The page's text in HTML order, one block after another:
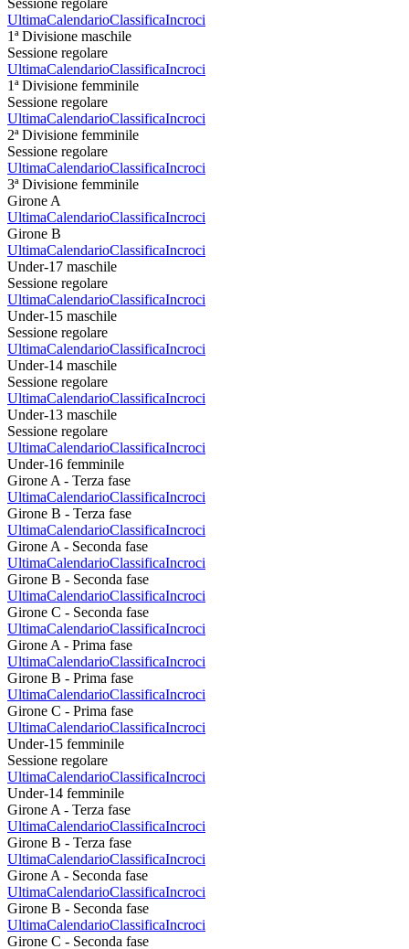
UltimaCalendarioClassificaIncroci
1ª Divisione maschile
Sessione regolare
UltimaCalendarioClassificaIncroci
1ª Divisione femminile
Sessione regolare
UltimaCalendarioClassificaIncroci
2ª Divisione femminile
Sessione regolare
UltimaCalendarioClassificaIncroci
3ª Divisione femminile
Girone A
UltimaCalendarioClassificaIncroci
Girone B
UltimaCalendarioClassificaIncroci
Under-17 maschile
Sessione regolare
UltimaCalendarioClassificaIncroci
Under-15 maschile
Sessione regolare
UltimaCalendarioClassificaIncroci
Under-14 maschile
Sessione regolare
UltimaCalendarioClassificaIncroci
Under-13 maschile
Sessione regolare
UltimaCalendarioClassificaIncroci
Under-16 femminile
Girone A - Terza fase
UltimaCalendarioClassificaIncroci
Girone B - Terza fase
UltimaCalendarioClassificaIncroci
Girone A - Seconda fase
UltimaCalendarioClassificaIncroci
Girone B - Seconda fase
UltimaCalendarioClassificaIncroci
Girone C - Seconda fase
UltimaCalendarioClassificaIncroci
Girone A - Prima fase
UltimaCalendarioClassificaIncroci
Girone B - Prima fase
UltimaCalendarioClassificaIncroci
Girone C - Prima fase
UltimaCalendarioClassificaIncroci
Under-15 femminile
Sessione regolare
UltimaCalendarioClassificaIncroci
Under-14 femminile
Girone A - Terza fase
UltimaCalendarioClassificaIncroci
Girone B - Terza fase
UltimaCalendarioClassificaIncroci
Girone A - Seconda fase
UltimaCalendarioClassificaIncroci
Girone B - Seconda fase
UltimaCalendarioClassificaIncroci
Girone C - Seconda fase